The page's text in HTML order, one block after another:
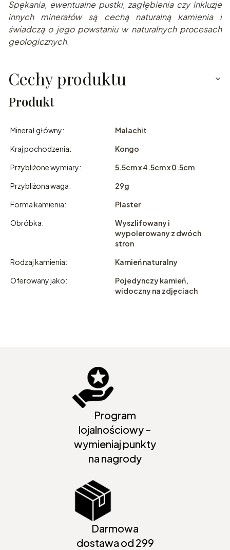
Spękania, ewentualne pustki, zagłębienia czy inkluzje
innych minerałów są cechą naturalną kamienia i
świadczą o jego powstaniu w naturalnych procesach
geologicznych.
Cechy produktu
Produkt
Minerał główny:
Malachit
Kraj pochodzenia:
Kongo
Przybliżone wymiary:
5.5cm x 4.5cm x 0.5cm
Przybliżona waga:
29g
Forma kamienia:
Plaster
Obróbka:
Wyszlifowany i
wypolerowany z dwóch
stron
Rodzaj kamienia:
Kamień naturalny
Oferowany jako:
Pojedynczy kamień,
widoczny na zdjęciach
Program
lojalnościowy -
wymieniaj punkty
na nagrody
Darmowa
dostawa od 299